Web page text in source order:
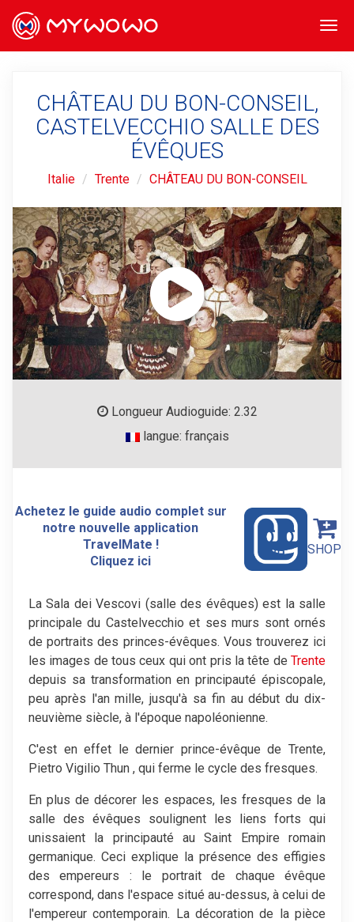
CHÂTEAU DU BON-CONSEIL,
CASTELVECCHIO SALLE DES
ÉVÊQUES
Italie Trente CHÂTEAU DU BON-CONSEIL
Longueur Audioguide: 2.32
langue: français
Achetez le guide audio complet sur
notre nouvelle application
TravelMate !
Cliquez ici
SHOP
La Sala dei Vescovi (salle des évêques) est la salle
principale du Castelvecchio et ses murs sont ornés
de portraits des princes-évêques. Vous trouverez ici
les images de tous ceux qui ont pris la tête de Trente
depuis sa transformation en principauté épiscopale,
peu après l'an mille, jusqu'à sa fin au début du dix-
neuvième siècle, à l'époque napoléonienne.
C'est en effet le dernier prince-évêque de Trente,
Pietro Vigilio Thun , qui ferme le cycle des fresques.
En plus de décorer les espaces, les fresques de la
salle des évêques soulignent les liens forts qui
unissaient la principauté au Saint Empire romain
germanique. Ceci explique la présence des effigies
des empereurs : le portrait de chaque évêque
correspond, dans l'espace situé au-dessus, à celui de
l'empereur contemporain. La décoration de la pièce